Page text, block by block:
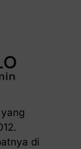
di